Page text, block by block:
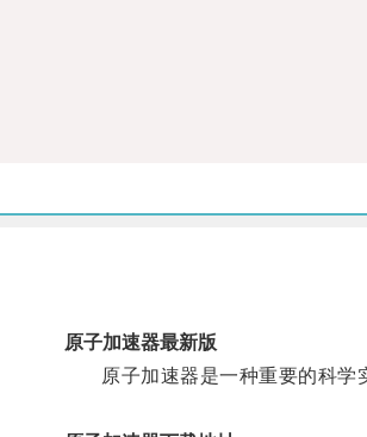
原子加速器最新版
原子加速器是一种重要的科学实